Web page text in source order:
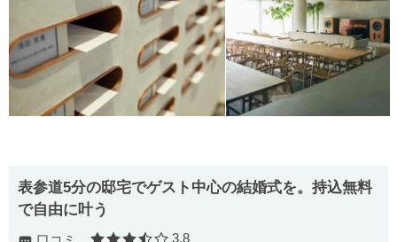
表参道5分の邸宅でゲスト中心の結婚式を。持込無料
で自由に叶う
3.8